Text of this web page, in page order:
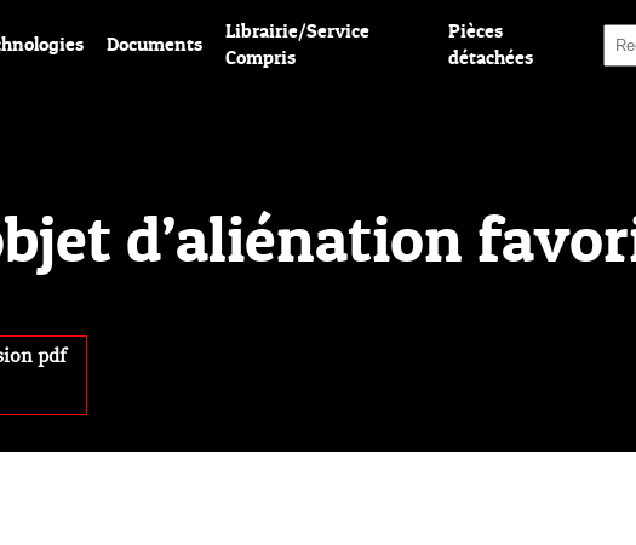
Documents
Librairie/Service
Compris
Pièces
détachées
d’aliénation
pdf